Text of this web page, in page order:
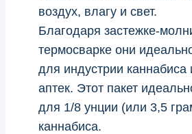
воздух, влагу и свет.
Благодаря застежке-
термосварке они
для индустрии каннабиса
аптек. Этот пакет
для 1/8 унции (или 3,5
каннабиса.